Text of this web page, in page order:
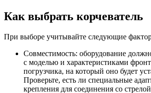
Как выбрать корчеватель
При выборе учитывайте следующие
Совместимость: оборудование
с моделью и характеристиками
погрузчика, на который оно будет
Проверьте, есть ли специальные
крепления для соединения со